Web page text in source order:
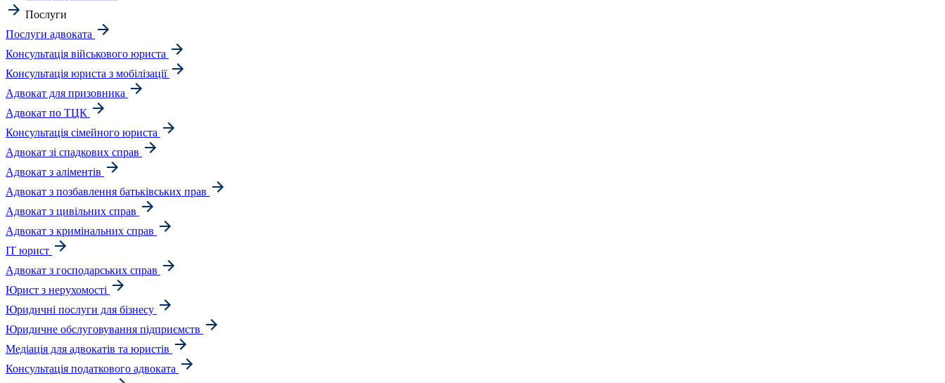
Послуги
Послуги адвоката
Консультація військового юриста
Консультація юриста з мобілізації
Адвокат для призовника
Адвокат по ТЦК
Консультація сімейного юриста
Адвокат зі спадкових справ
Адвокат з аліментів
Адвокат з позбавлення батьківських прав
Адвокат з цивільних справ
Адвокат з кримінальних справ
IT юрист
Адвокат з господарських справ
Юрист з нерухомості
Юридичні послуги для бізнесу
Юридичне обслуговування підприємств
Медіація для адвокатів та юристів
Консультація податкового адвоката